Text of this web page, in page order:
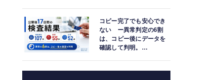
紹介
コピー完了でも安心でき
ない ー異常判定の6割
は、コピー後にデータを
確認して判明。